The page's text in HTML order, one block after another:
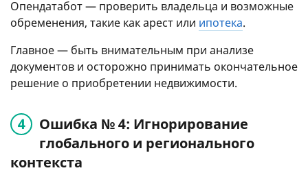
Опендатабот — проверить владельца и возможные
обременения, такие как арест или ипотека.
Главное — быть внимательным при анализе
документов и осторожно принимать окончательное
решение о приобретении недвижимости.
Ошибка № 4: Игнорирование
глобального и регионального
контекста